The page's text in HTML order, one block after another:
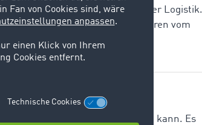
genannt, ist ein Teilbereich der Logistik.
die mit der Verteilung von Waren vom
in dem man Waren aufbewahren kann. Es